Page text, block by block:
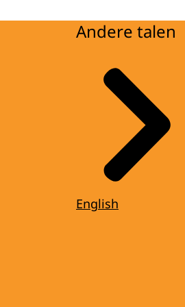
Andere talen
English